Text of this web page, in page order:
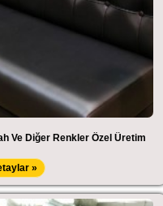
Ve Diğer Renkler Özel Üretim
»